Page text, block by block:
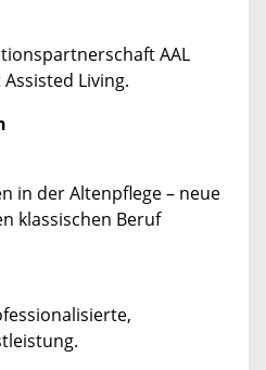
AAL
Living.
in der Altenpflege – neue
klassischen Beruf